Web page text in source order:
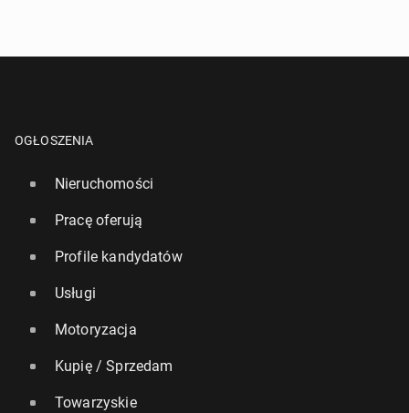
OGŁOSZENIA
Nieruchomości
Pracę oferują
Profile kandydatów
Usługi
Motoryzacja
Kupię / Sprzedam
Towarzyskie